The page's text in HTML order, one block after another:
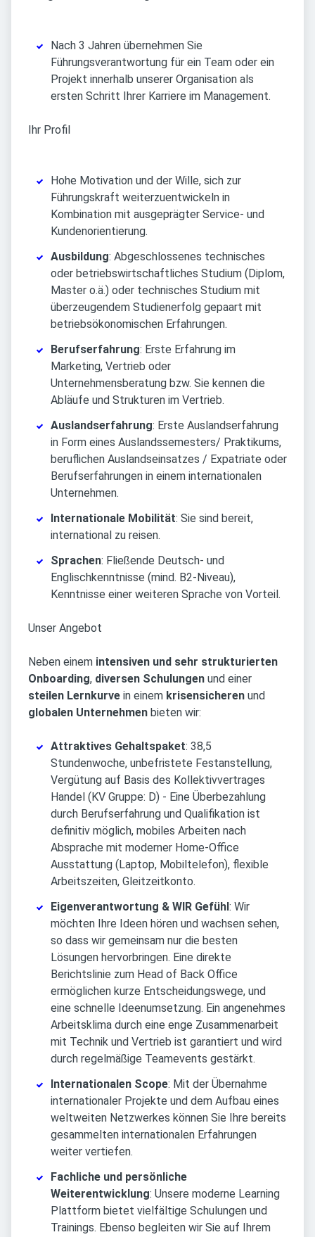
Nach 3 Jahren übernehmen Sie
Führungsverantwortung für ein Team oder ein
Projekt innerhalb unserer Organisation als
ersten Schritt Ihrer Karriere im Management.
Ihr Profil
Hohe Motivation und der Wille, sich zur
Führungskraft weiterzuentwickeln in
Kombination mit ausgeprägter Service- und
Kundenorientierung.
Ausbildung: Abgeschlossenes technisches
oder betriebswirtschaftliches Studium (Diplom,
Master o.ä.) oder technisches Studium mit
überzeugendem Studienerfolg gepaart mit
betriebsökonomischen Erfahrungen.
Berufserfahrung: Erste Erfahrung im
Marketing, Vertrieb oder
Unternehmensberatung bzw. Sie kennen die
Abläufe und Strukturen im Vertrieb.
Auslandserfahrung: Erste Auslandserfahrung
in Form eines Auslandssemesters/ Praktikums,
beruflichen Auslandseinsatzes / Expatriate oder
Berufserfahrungen in einem internationalen
Unternehmen.
Internationale Mobilität: Sie sind bereit,
international zu reisen.
Sprachen: Fließende Deutsch- und
Englischkenntnisse (mind. B2-Niveau),
Kenntnisse einer weiteren Sprache von Vorteil.
Unser Angebot
Neben einem intensiven und sehr strukturierten
Onboarding, diversen Schulungen und einer
steilen Lernkurve in einem krisensicheren und
globalen Unternehmen bieten wir:
Attraktives Gehaltspaket: 38,5
Stundenwoche, unbefristete Festanstellung,
Vergütung auf Basis des Kollektivvertrages
Handel (KV Gruppe: D) - Eine Überbezahlung
durch Berufserfahrung und Qualifikation ist
definitiv möglich, mobiles Arbeiten nach
Absprache mit moderner Home-Office
Ausstattung (Laptop, Mobiltelefon), flexible
Arbeitszeiten, Gleitzeitkonto.
Eigenverantwortung & WIR Gefühl : Wir
möchten Ihre Ideen hören und wachsen sehen,
so dass wir gemeinsam nur die besten
Lösungen hervorbringen. Eine direkte
Berichtslinie zum Head of Back Office
ermöglichen kurze Entscheidungswege, und
eine schnelle Ideenumsetzung. Ein angenehmes
Arbeitsklima durch eine enge Zusammenarbeit
mit Technik und Vertrieb ist garantiert und wird
durch regelmäßige Teamevents gestärkt.
Internationalen Scope: Mit der Übernahme
internationaler Projekte und dem Aufbau eines
weltweiten Netzwerkes können Sie Ihre bereits
gesammelten internationalen Erfahrungen
weiter vertiefen.
Fachliche und persönliche
Weiterentwicklung: Unsere moderne Learning
Plattform bietet vielfältige Schulungen und
Trainings. Ebenso begleiten wir Sie auf Ihrem